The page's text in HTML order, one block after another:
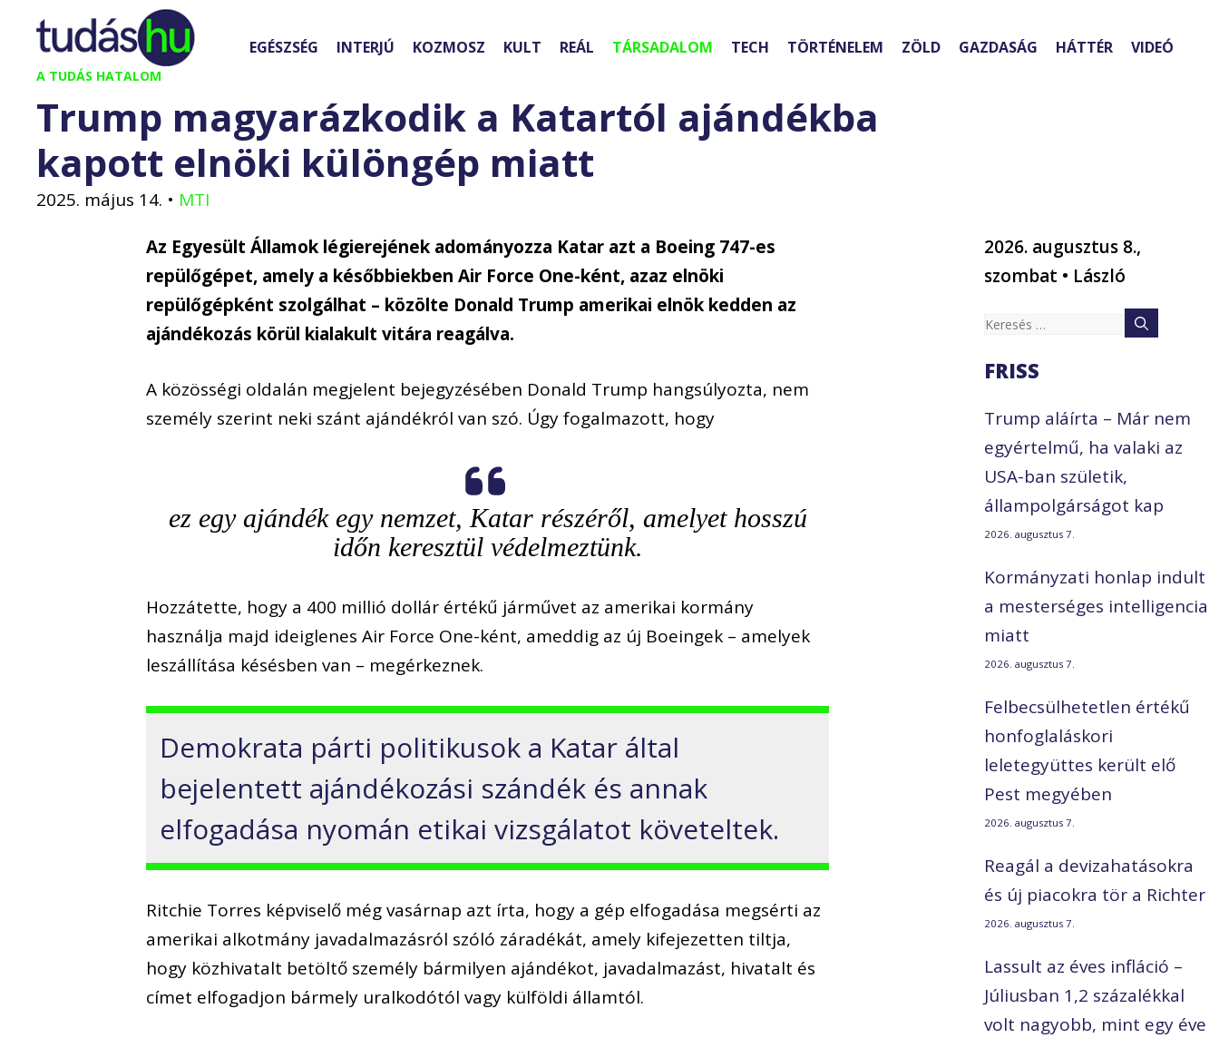
Kilépés
tartalomba
A TUDÁS HATALOM
EGÉSZSÉG INTERJÚ KOZMOSZ KULT REÁL TÁRSADALOM TECH TÖRTÉNELEM ZÖLD GAZDASÁG HÁTTÉR VIDEÓ
Trump magyarázkodik a Katartól ajándékba
kapott elnöki különgép miatt
2025. május 14. • MTI
Az Egyesült Államok légierejének adományozza Katar azt a Boeing 747-es
repülőgépet, amely a későbbiekben Air Force One-ként, azaz elnöki
repülőgépként szolgálhat – közölte Donald Trump amerikai elnök kedden az
ajándékozás körül kialakult vitára reagálva.
A közösségi oldalán megjelent bejegyzésében Donald Trump hangsúlyozta, nem
személy szerint neki szánt ajándékról van szó. Úgy fogalmazott, hogy
ez egy ajándék egy nemzet, Katar részéről, amelyet hosszú
időn keresztül védelmeztünk.
Hozzátette, hogy a 400 millió dollár értékű járművet az amerikai kormány
használja majd ideiglenes Air Force One-ként, ameddig az új Boeingek – amelyek
leszállítása késésben van – megérkeznek.
Demokrata párti politikusok a Katar által
bejelentett ajándékozási szándék és annak
elfogadása nyomán etikai vizsgálatot követeltek.
Ritchie Torres képviselő még vasárnap azt írta, hogy a gép elfogadása megsérti az
amerikai alkotmány javadalmazásról szóló záradékát, amely kifejezetten tiltja,
hogy közhivatalt betöltő személy bármilyen ajándékot, javadalmazást, hivatalt és
címet elfogadjon bármely uralkodótól vagy külföldi államtól.
2026. augusztus 8.,
szombat • László
Keresés:
FRISS
Trump aláírta – Már nem
egyértelmű, ha valaki az
USA-ban születik,
állampolgárságot kap
2026. augusztus 7.
Kormányzati honlap indult
a mesterséges intelligencia
miatt
2026. augusztus 7.
Felbecsülhetetlen értékű
honfoglaláskori
leletegyüttes került elő
Pest megyében
2026. augusztus 7.
Reagál a devizahatásokra
és új piacokra tör a Richter
2026. augusztus 7.
Lassult az éves infláció –
Júliusban 1,2 százalékkal
volt nagyobb, mint egy éve